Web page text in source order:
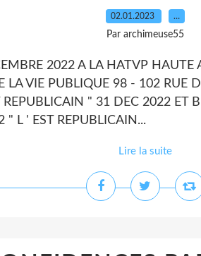
02.01.2023 …
Par archimeuse55
2022 A LA HATVP HAUTE
LA VIE PUBLIQUE 98 - 102 RUE
" 31 DEC 2022 ET
" L ' EST REPUBLICAIN...
Lire la suite